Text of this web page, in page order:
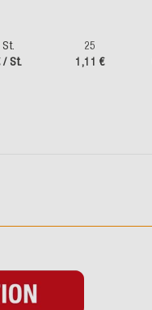
St.
/ St.
25
1,11 €